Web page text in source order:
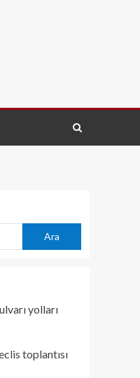
Ara
yolları
toplantısı